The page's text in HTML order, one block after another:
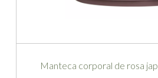
Manteca corporal de rosa